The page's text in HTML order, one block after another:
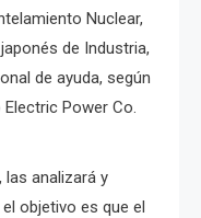
Nuclear,
de Industria,
de ayuda, según
Power Co.
analizará y
objetivo es que el